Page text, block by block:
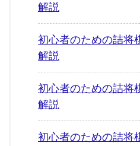
解説
初心者のための詰
解説
初心者のための詰
解説
初心者のための詰